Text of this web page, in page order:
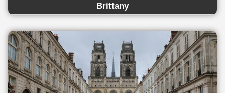
Brittany